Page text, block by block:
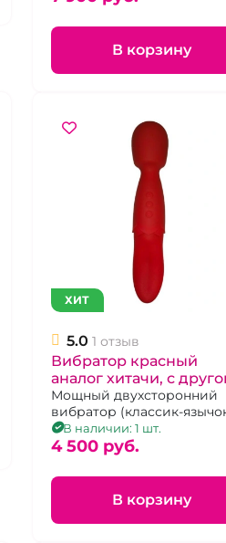
дистанционного
В корзину
ХИТ
5.0 1 отзыв
Вибратор красный
аналог хитачи, с
стороны язык
Мощный двухсторонний
вибратор (классик-
В наличии: 1 шт.
4 500 pуб.
В корзину